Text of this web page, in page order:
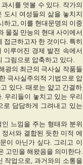
시를 엿볼 수 있다. 작가의
도시 여성들의 삶을 놓치지
하고, 이를 현대문명의 이중
물질 만능의 현대 사이에서
근하고자 한 것이다. 특히
이루어진 경제 발전 속에서
그림으로 압축하고 있다.
광의 최근의 극사실 작품들
극사실주의적 기법으로 압
있다. 때로는 얇고 간결하
우리들이 놓치고 있는 우리
로 담담하게 그려내고 있는
느낌을 주는 형태와 분위
서와 결합된 듯한 미적 에
이 아닌가 싶다. 그리고 이
고민을 해왔음을 의미한다.
작업으로, 과거와의 소통을